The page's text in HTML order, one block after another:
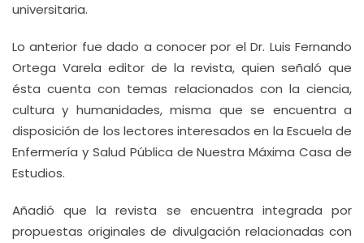
universitaria.
Lo anterior fue dado a conocer por el Dr. Luis Fernando
Ortega Varela editor de la revista, quien señaló que
ésta cuenta con temas relacionados con la ciencia,
cultura y humanidades, misma que se encuentra a
disposición de los lectores interesados en la Escuela de
Enfermería y Salud Pública de Nuestra Máxima Casa de
Estudios.
Añadió que la revista se encuentra integrada por
propuestas originales de divulgación relacionadas con